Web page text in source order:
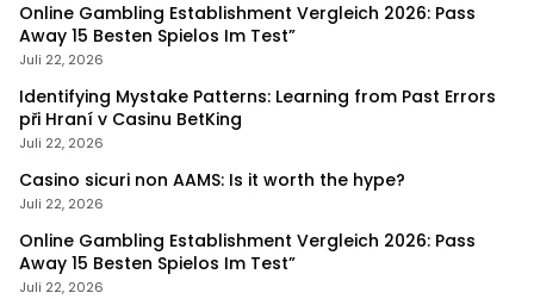
Online Gambling Establishment Vergleich 2026: Pass
Away 15 Besten Spielos Im Test”
Juli 22, 2026
Identifying Mystake Patterns: Learning from Past Errors
při Hraní v Casinu BetKing
Juli 22, 2026
Casino sicuri non AAMS: Is it worth the hype?
Juli 22, 2026
Online Gambling Establishment Vergleich 2026: Pass
Away 15 Besten Spielos Im Test”
Juli 22, 2026